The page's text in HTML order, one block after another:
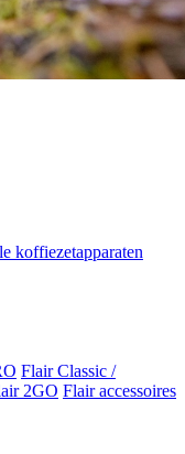
koffiezetapparaten
Flair Classic /
2GO Flair accessoires